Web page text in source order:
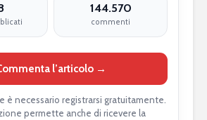
144.570
commenti
l’articolo →
è necessario registrarsi gratuitamente.
permette anche di ricevere la